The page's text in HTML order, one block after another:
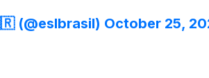
(@eslbrasil) October 25,